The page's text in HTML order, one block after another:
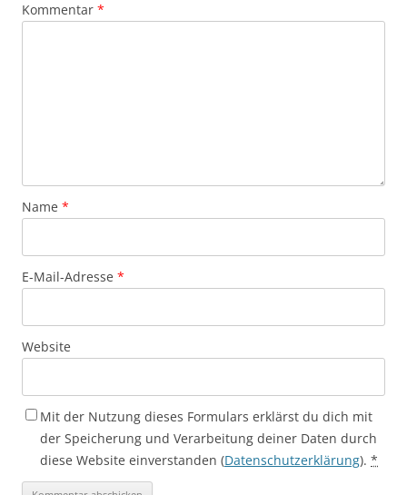
Kommentar *
Name *
E-Mail-Adresse *
Website
Mit der Nutzung dieses Formulars erklärst du dich mit
der Speicherung und Verarbeitung deiner Daten durch
diese Website einverstanden (Datenschutzerklärung). *